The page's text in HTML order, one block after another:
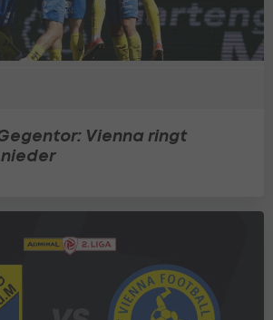
Vienna ringt